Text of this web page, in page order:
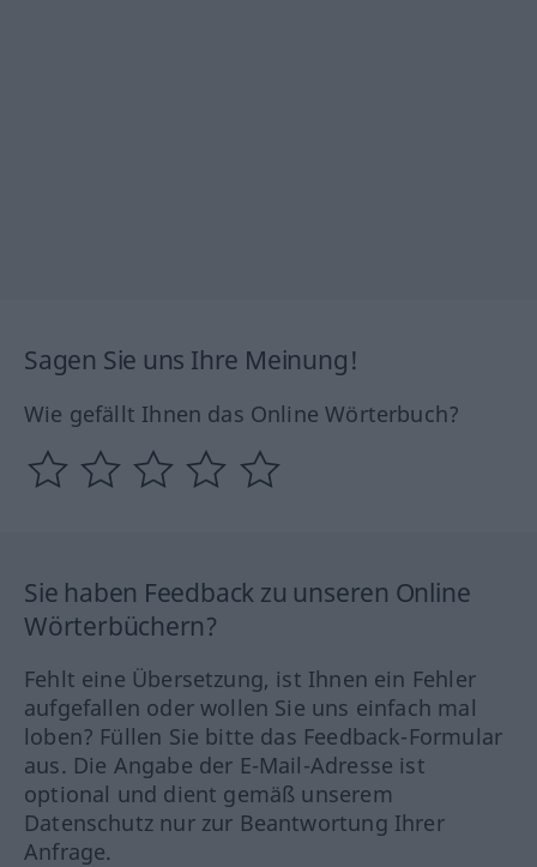
Sagen Sie uns Ihre Meinung!
Wie gefällt Ihnen das Online Wörterbuch?
Sie haben Feedback zu unseren Online
Wörterbüchern?
Fehlt eine Übersetzung, ist Ihnen ein Fehler
aufgefallen oder wollen Sie uns einfach mal
loben? Füllen Sie bitte das Feedback-Formular
aus. Die Angabe der E-Mail-Adresse ist
optional und dient gemäß unserem
Datenschutz nur zur Beantwortung Ihrer
Anfrage.